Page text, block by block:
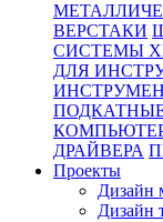
ВЕРСТАКИ
СИСТЕМЫ
ДЛЯ
ДРАЙВЕРА
Проекты
Дизайн
Дизайн